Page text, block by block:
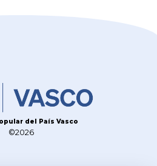
del País Vasco
©2026